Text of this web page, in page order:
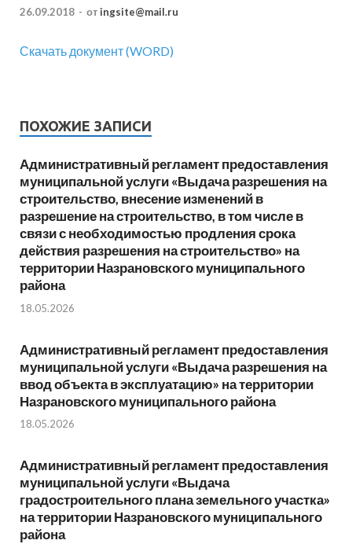
26.09.2018 - от ingsite@mail.ru
Скачать документ (WORD)
ПОХОЖИЕ ЗАПИСИ
Административный регламент предоставления
муниципальной услуги «Выдача разрешения на
строительство, внесение изменений в
разрешение на строительство, в том числе в
связи с необходимостью продления срока
действия разрешения на строительство» на
территории Назрановского муниципального
района
18.05.2026
Административный регламент предоставления
муниципальной услуги «Выдача разрешения на
ввод объекта в эксплуатацию» на территории
Назрановского муниципального района
18.05.2026
Административный регламент предоставления
муниципальной услуги «Выдача
градостроительного плана земельного участка»
на территории Назрановского муниципального
района